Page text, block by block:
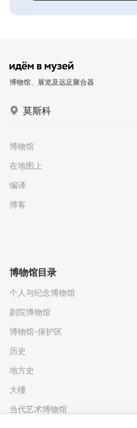
博物馆、展览及远足聚合器
莫斯科
博物馆
在地图上
编译
博客
博物馆目录
个人与纪念博物馆
剧院博物馆
博物馆-保护区
历史
地方史
大樓
当代艺术博物馆